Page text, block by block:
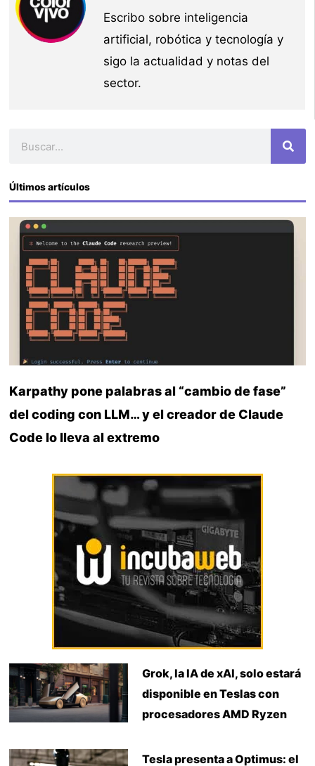
Escribo sobre inteligencia
artificial, robótica y tecnología y
sigo la actualidad y notas del
sector.
Últimos artículos
Karpathy pone palabras al “cambio de fase”
del coding con LLM… y el creador de Claude
Code lo lleva al extremo
Grok, la IA de xAI, solo estará
disponible en Teslas con
procesadores AMD Ryzen
Tesla presenta a Optimus: el